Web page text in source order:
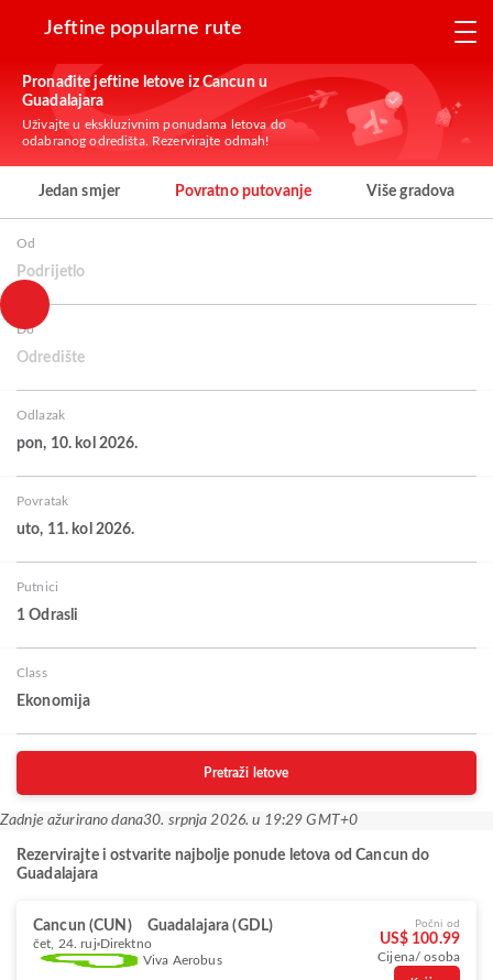
Jeftine popularne rute
Pronađite jeftine letove iz Cancun u
Guadalajara
Uživajte u ekskluzivnim ponudama letova do
odabranog odredišta. Rezervirajte odmah!
Jedan smjer Povratno putovanje Više gradova
Od
Podrijetlo
Do
Odredište
Odlazak
pon, 10. kol 2026.
Povratak
uto, 11. kol 2026.
Putnici
1 Odrasli
Class
Ekonomija
Pretraži letove
Zadnje ažurirano dana30. srpnja 2026. u 19:29 GMT+0
Rezervirajte i ostvarite najbolje ponude letova od Cancun do
Guadalajara
Cancun (CUN) Guadalajara (GDL)
čet, 24. ruj Direktno
Viva Aerobus
Počni od
US$ 100.99
Cijena/ osoba